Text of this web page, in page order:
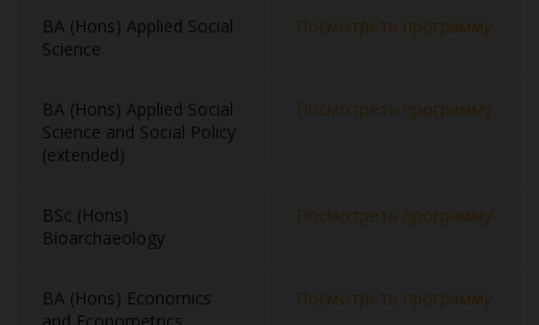
BA (Hons) Applied Social
Science
Посмотреть программу
BA (Hons) Applied Social
Science and Social Policy
(extended)
Посмотреть программу
BSc (Hons)
Bioarchaeology
Посмотреть программу
BA (Hons) Economics
Посмотреть программу